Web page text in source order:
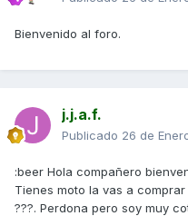
Bienvenido al foro.
j.j.a.f.
Publicado 26 de
:beer Hola compañero
Tienes moto la vas a
???. Perdona pero soy muy